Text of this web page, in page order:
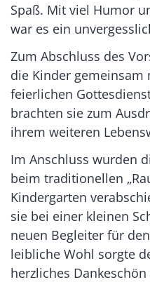
Spaß. Mit viel Humor
war es ein
Zum Abschluss des
die Kinder gemeinsam
feierlichen
brachten sie zum
ihrem weiteren
Im Anschluss wurden
beim traditionellen
Kindergarten
sie bei einer kleinen
neuen Begleiter für
leibliche Wohl sorgte
herzliches